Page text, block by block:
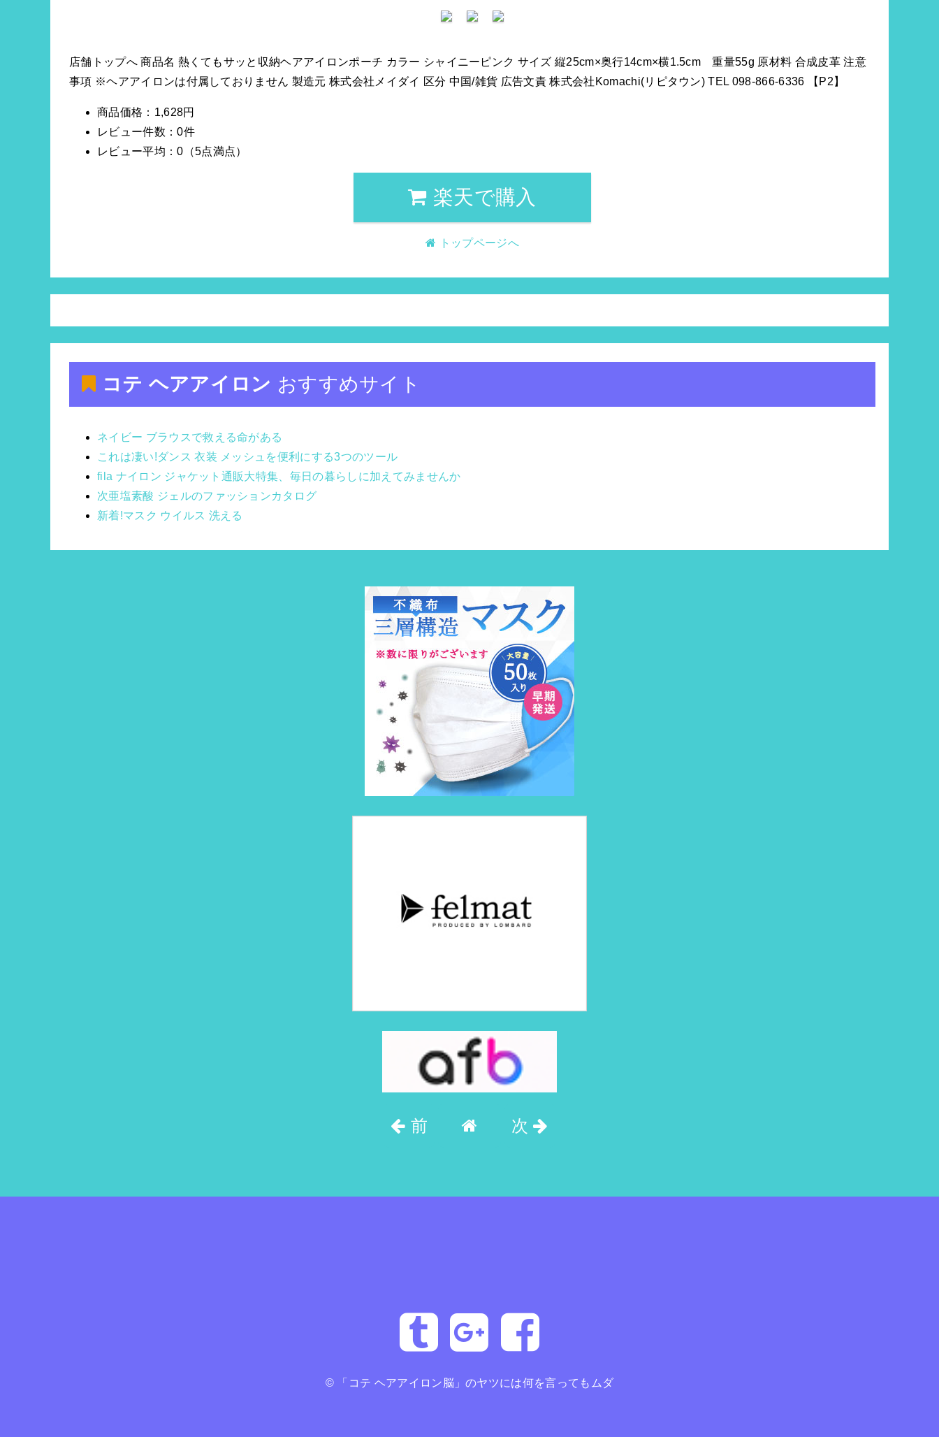
店舗トップへ 商品名 熱くてもサッと収納ヘアアイロンポーチ カラー シャイニーピンク サイズ 縦25cm×奥行14cm×横1.5cm 重量55g 原材料 合成皮革 注意
事項 ※ヘアアイロンは付属しておりません 製造元 株式会社メイダイ 区分 中国/雑貨 広告文責 株式会社Komachi(リピタウン) TEL 098-866-6336 【P2】
商品価格：1,628円
レビュー件数：0件
レビュー平均：0（5点満点）
楽天で購入
トップページへ
コテ ヘアアイロン おすすめサイト
ネイビー ブラウスで救える命がある
これは凄い!ダンス 衣装 メッシュを便利にする3つのツール
fila ナイロン ジャケット通販大特集、毎日の暮らしに加えてみませんか
次亜塩素酸 ジェルのファッションカタログ
新着!マスク ウイルス 洗える
前 次
© 「コテ ヘアアイロン脳」のヤツには何を言ってもムダ